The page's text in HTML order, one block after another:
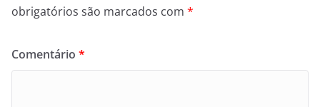
obrigatórios são marcados com *
Comentário *